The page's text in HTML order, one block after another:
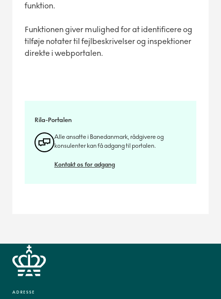
funktion.
Funktionen giver mulighed for at identificere og
tilføje notater til fejlbeskrivelser og inspektioner
direkte i webportalen.
Rila-Portalen
Alle ansatte i Banedanmark, rådgivere og
konsulenter kan få adgang til portalen.
Kontakt os for adgang
ADRESSE